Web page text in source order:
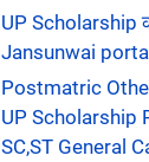
UP Scholarship
Jansunwai
Postmatric
UP Scholarship
SC,ST General